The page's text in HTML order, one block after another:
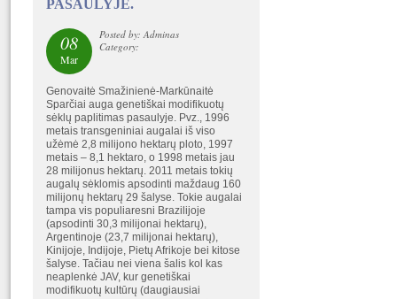
PASAULYJE.
08
Mar
Posted by: Adminas
Category:
Genovaitė Smažinienė-Markūnaitė
Sparčiai auga genetiškai modifikuotų
sėklų paplitimas pasaulyje. Pvz., 1996
metais transgeniniai augalai iš viso
užėmė 2,8 milijono hektarų ploto, 1997
metais – 8,1 hektaro, o 1998 metais jau
28 milijonus hektarų. 2011 metais tokių
augalų sėklomis apsodinti maždaug 160
milijonų hektarų 29 šalyse. Tokie augalai
tampa vis populiaresni Brazilijoje
(apsodinti 30,3 milijonai hektarų),
Argentinoje (23,7 milijonai hektarų),
Kinijoje, Indijoje, Pietų Afrikoje bei kitose
šalyse. Tačiau nei viena šalis kol kas
neaplenkė JAV, kur genetiškai
modifikuotų kultūrų (daugiausiai